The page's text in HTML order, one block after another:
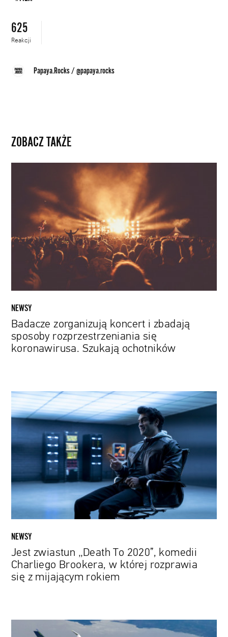
625
Reakcji
Papaya.Rocks /@papaya.rocks
ZOBACZ TAKŻE
rozprzestrzeniania
koronawirusa.
ochotników
NEWSY
Badacze zorganizują koncert i zbadają
sposoby rozprzestrzeniania się
koronawirusa. Szukają ochotników
Jest
zwiastun
„Death
2020”,
komedii
Brookera,
w
której
rozprawia
się
mijającym
rokiem
NEWSY
Jest zwiastun „Death To 2020”, komedii
Charliego Brookera, w której rozprawia
się z mijającym rokiem